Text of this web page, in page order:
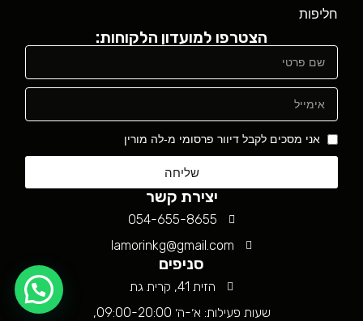
חליפות
הצטרפו למועדון הלקוחות:
אני מסכים לקבל דיוור פרסומי מ-לה מורין
שליחה
יצירת קשר
054-655-8655
lamorinkg@gmail.com
סניפים
הזית 41, קרית גת
שעות פעילות: א׳-ה׳ 09:00-20:00,